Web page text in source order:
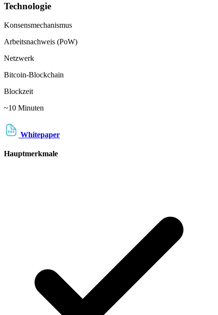
Technologie
Konsensmechanismus
Arbeitsnachweis (PoW)
Netzwerk
Bitcoin-Blockchain
Blockzeit
~10 Minuten
Whitepaper
Hauptmerkmale